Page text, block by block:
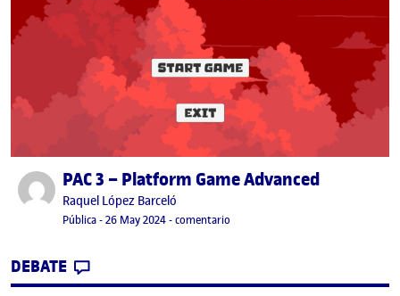
Publicado porPAC 3 – Platform Game Advanced
Publicado por
Raquel López Barceló
Visibilidad:
Pública-Fecha de publicación
26 May 202426 mayo, 2024 8:28 pm
-comentario
DEBATE